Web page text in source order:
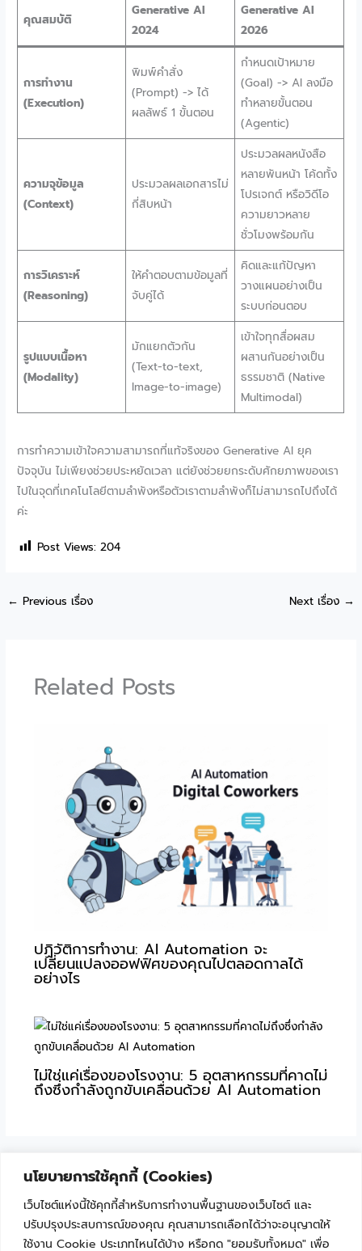
นโยบายการใช้คุกกี้ (Cookies)
เว็บไซต์แห่งนี้ใช้คุกกี้สำหรับการทำงานพื้นฐานของเว็บไซต์ และ
ปรับปรุงประสบการณ์ของคุณ คุณสามารถเลือกได้ว่าจะอนุญาตให้
ใช้งาน Cookie ประเภทไหนได้บ้าง หรือกด "ยอมรับทั้งหมด" เพื่อ
คุณสมบัติ
Generative AI
2024
Generative AI
2026
การทำงาน
(Execution)
พิมพ์คำสั่ง
(Prompt) -> ได้
ผลลัพธ์ 1 ขั้นตอน
กำหนดเป้าหมาย
(Goal) -> AI ลงมือ
ทำหลายขั้นตอน
(Agentic)
ความจุข้อมูล
(Context)
ประมวลผลเอกสารไม่
กี่สิบหน้า
ประมวลผลหนังสือ
หลายพันหน้า โค้ดทั้ง
โปรเจกต์ หรือวิดีโอ
ความยาวหลาย
ชั่วโมงพร้อมกัน
การวิเคราะห์
(Reasoning)
ให้คำตอบตามข้อมูลที่
จับคู่ได้
คิดและแก้ปัญหา
วางแผนอย่างเป็น
ระบบก่อนตอบ
รูปแบบเนื้อหา
(Modality)
มักแยกตัวกัน
(Text-to-text,
Image-to-image)
เข้าใจทุกสื่อผสม
ผสานกันอย่างเป็น
ธรรมชาติ (Native
Multimodal)
การทำความเข้าใจความสามารถที่แท้จริงของ Generative AI ยุค
ปัจจุบัน ไม่เพียงช่วยประหยัดเวลา แต่ยังช่วยยกระดับศักยภาพของเรา
ไปในจุดที่เทคโนโลยีตามลำพังหรือตัวเราตามลำพังก็ไม่สามารถไปถึงได้
ค่ะ
Post Views: 204
← Previous เรื่อง Next เรื่อง →
Related Posts
ปฏิวัติการทำงาน: AI Automation จะ
เปลี่ยนแปลงออฟฟิศของคุณไปตลอดกาลได้
อย่างไร
ไม่ใช่แค่เรื่องของโรงงาน: 5 อุตสาหกรรมที่คาดไม่
ถึงซึ่งกำลังถูกขับเคลื่อนด้วย AI Automation